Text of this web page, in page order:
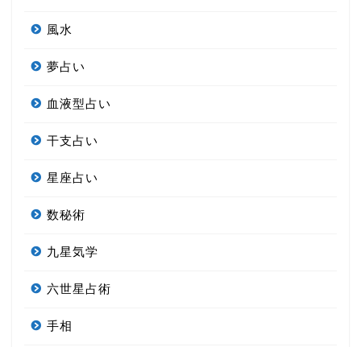
風水
夢占い
血液型占い
干支占い
星座占い
数秘術
九星気学
六世星占術
手相